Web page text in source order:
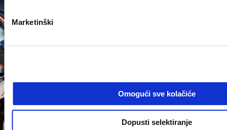
Marketinški
Omogući sve kolačiće
Dopusti selektiranje